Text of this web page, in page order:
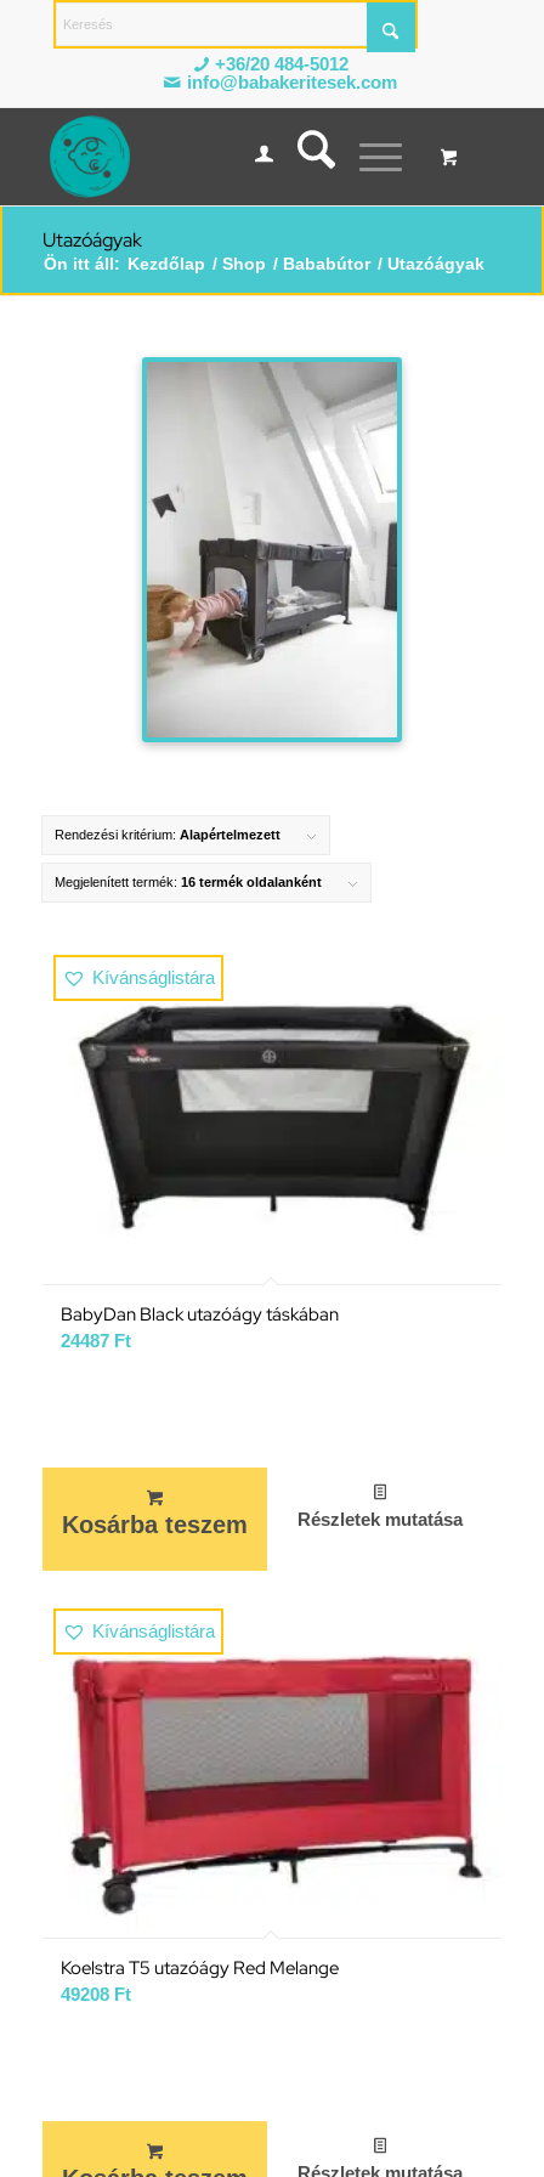
+36/20 484-5012
info@babakeritesek.com
Utazóágyak
Ön itt áll: Kezdőlap / Shop / Bababútor / Utazóágyak
Rendezési kritérium: Alapértelmezett
Megjelenített termék: 16 termék oldalanként
Kívánságlistára
BabyDan Black utazóágy táskában
24487 Ft
Kosárba teszem Részletek mutatása
Kívánságlistára
Koelstra T5 utazóágy Red Melange
49208 Ft
Részletek mutatása